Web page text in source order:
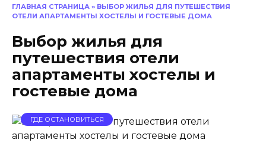
ГЛАВНАЯ СТРАНИЦА » ВЫБОР ЖИЛЬЯ ДЛЯ ПУТЕШЕСТВИЯ
ОТЕЛИ АПАРТАМЕНТЫ ХОСТЕЛЫ И ГОСТЕВЫЕ ДОМА
Выбор жилья для
путешествия отели
апартаменты хостелы и
гостевые дома
ГДЕ ОСТАНОВИТЬСЯ